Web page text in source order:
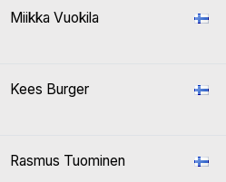
Miikka Vuokila
Kees Burger
Rasmus Tuominen